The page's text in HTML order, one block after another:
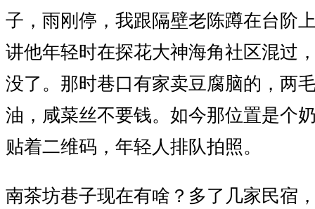
子，雨刚停，我跟隔壁老陈蹲在台阶
讲他年轻时在探花大神海角社区混过
没了。那时巷口有家卖豆腐脑的，两
油，咸菜丝不要钱。如今那位置是个
贴着二维码，年轻人排队拍照。
南茶坊巷子现在有啥？多了几家民宿